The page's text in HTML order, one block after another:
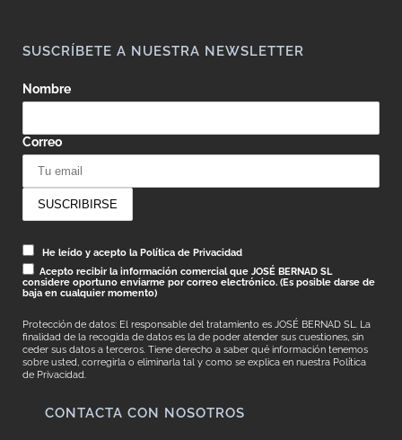
SUSCRÍBETE A NUESTRA NEWSLETTER
Nombre
Correo
He leído y acepto la Política de Privacidad
Acepto recibir la información comercial que JOSÉ BERNAD SL
considere oportuno enviarme por correo electrónico. (Es posible darse de
baja en cualquier momento)
Protección de datos: El responsable del tratamiento es JOSÉ BERNAD SL. La
finalidad de la recogida de datos es la de poder atender sus cuestiones, sin
ceder sus datos a terceros. Tiene derecho a saber qué información tenemos
sobre usted, corregirla o eliminarla tal y como se explica en nuestra Política
de Privacidad.
CONTACTA CON NOSOTROS